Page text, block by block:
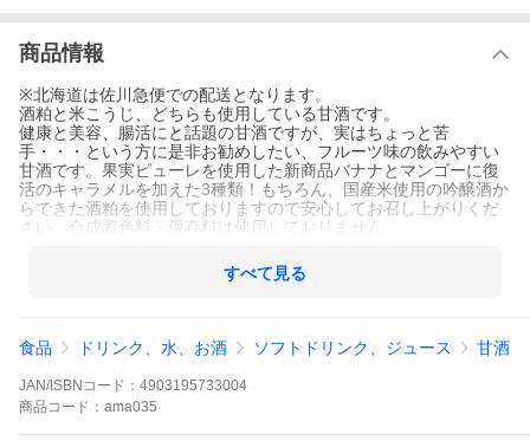
商品情報
※北海道は佐川急便での配送となります。
酒粕と米こうじ、どちらも使用している甘酒です。
健康と美容、腸活にと話題の甘酒ですが、実はちょっと苦
手・・・という方に是非お勧めしたい、フルーツ味の飲みやすい
甘酒です。果実ピューレを使用した新商品バナナとマンゴーに復
活のキャラメルを加えた3種類！もちろん、国産米使用の吟醸酒か
らできた酒粕を使用しておりますので安心してお召し上がりくだ
さい。合成着色料・保存料は使用しておりません。
すべて見る
食品 ドリンク、水、お酒 ソフトドリンク、ジュース 甘酒
JAN/ISBNコード： 4903195733004
商品 コード： ama035